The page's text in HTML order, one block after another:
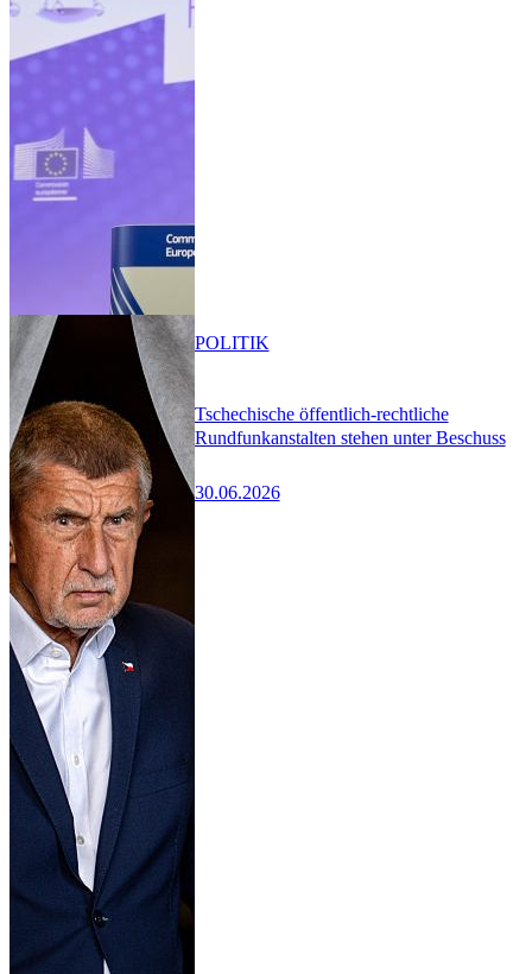
Tschechische öffentlich-rechtliche
Rundfunkanstalten stehen unter Beschuss
30.06.2026
POLITIK